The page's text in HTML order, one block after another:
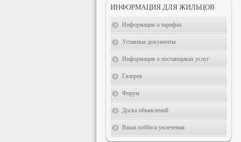
ИНФОРМАЦИЯ ДЛЯ ЖИЛЬЦОВ
Информация о тарифах
Уставные документы
Информация о поставщиках услуг
Галерея
Форум
Доска объявлений
Ваши хобби и увлечения